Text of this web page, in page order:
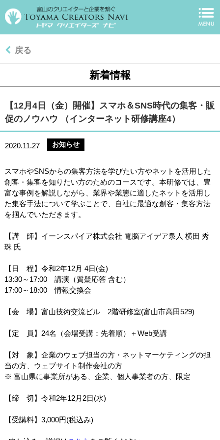
戻る
新着情報
【12月4日（金）開催】スマホ＆SNS時代の集客・販
促のノウハウ （インターネット研修講座4）
2020.11.27 お知らせ
スマホやSNSからの集客方法を学びたい方やネットを活用した
創客・集客を知りたい方のためのコースです。本研修では、豊
富な事例を解説しながら、業界や業態に適したネットを活用し
た集客手法について学ぶことで、自社に最適な創客・集客方法
を掴んでいただきます。
【講 師】イーンスパイア株式会社 電脳アイデア泉人 横田 秀
珠 氏
【日 程】令和2年12月 4日(金)
13:30～17:00 講演（質疑応答 含む）
17:00～18:00 情報交換会
【会 場】富山技術交流ビル 2階研修室(富山市高田529)
【定 員】24名（会場受講：先着順）＋Web受講
【対 象】企業のウェブ担当の方・ネットマーケティングの担
当の方、ウェブサイト制作会社の方
※ 富山県に事業所がある、企業、個人事業者の方、限定
【締 切】令和2年12月2日(水)
【受講料】3,000円(税込み)